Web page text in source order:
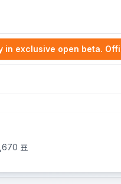
in exclusive open beta.
표